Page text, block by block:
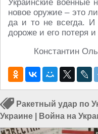
Украинские военные
новое оружие – это
да и то не всегда.
дороже и его потеря
Константин
Ракетный удар по
Украине
Война на